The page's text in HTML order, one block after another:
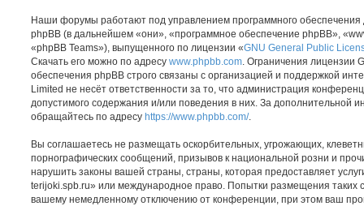
Наши форумы работают под управлением программного
phpBB (в дальнейшем «они», «программное обеспечение phpBB»,
«phpBB Teams»), выпущенного по лицензии «GNU General Public
Скачать его можно по адресу www.phpbb.com . Ограничения лицензии
обеспечения phpBB строго связаны с организацией и поддержкой
Limited не несёт ответственности за то, что администрация
допустимого содержания и/или поведения в них. За дополнительной
обращайтесь по адресу https://www.phpbb.com/.
Вы соглашаетесь не размещать оскорбительных, угрожающих,
порнографических сообщений, призывов к национальной розни и
нарушить законы вашей страны, страны, которая предоставляет
terijoki.spb.ru» или международное право. Попытки размещения таких
вашему немедленному отключению от конференции, при этом ваш